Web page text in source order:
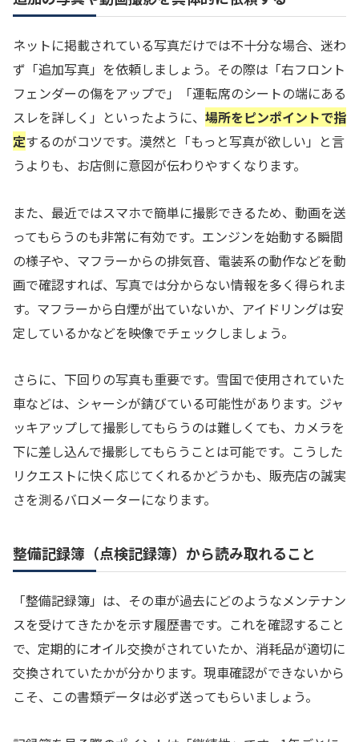
ネットに掲載されている写真だけでは不十分な場合、迷わ
ず「追加写真」を依頼しましょう。その際は「右フロント
フェンダーの傷をアップで」「運転席のシートの端にある
スレを詳しく」といったように、 場所をピンポイントで指
定するのがコツです。漠然と「もっと写真が欲しい」と言
うよりも、お店側に意図が伝わりやすくなります。
また、最近ではスマホで簡単に撮影できるため、動画を送
ってもらうのも非常に有効です。エンジンを始動する瞬間
の様子や、マフラーからの排気音、電装系の動作などを動
画で確認すれば、写真では分からない情報を多く得られま
す。マフラーから白煙が出ていないか、アイドリングは安
定しているかなどを映像でチェックしましょう。
さらに、下回りの写真も重要です。雪国で使用されていた
車などは、シャーシが錆びている可能性があります。ジャ
ッキアップして撮影してもらうのは難しくても、カメラを
下に差し込んで撮影してもらうことは可能です。こうした
リクエストに快く応じてくれるかどうかも、販売店の誠実
さを測るバロメーターになります。
整備記録簿（点検記録簿）から読み取れること
「整備記録簿」は、その車が過去にどのようなメンテナン
スを受けてきたかを示す履歴書です。これを確認すること
で、定期的にオイル交換がされていたか、消耗品が適切に
交換されていたかが分かります。現車確認ができないから
こそ、この書類データは必ず送ってもらいましょう。